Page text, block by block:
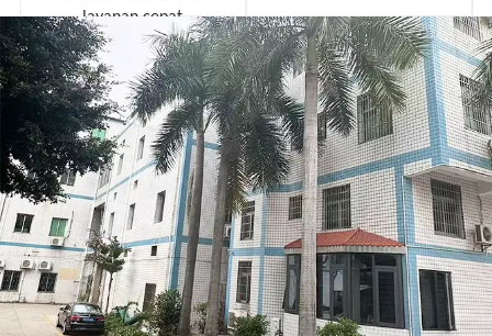
layanan cepat